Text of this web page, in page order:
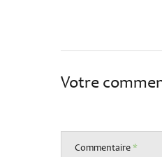
Votre
Commentaire*